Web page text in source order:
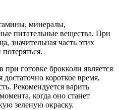
минералы,
питательные вещества. При
значительная часть этих
готовке брокколи является
короткое время,
Рекомендуется варить
когда оно станет
зеленую окраску.